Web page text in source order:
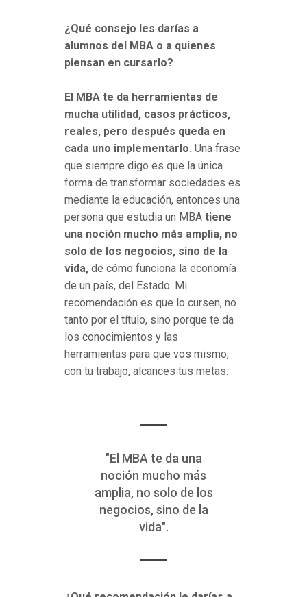
¿Qué consejo les darías a
alumnos del MBA o a quienes
piensan en cursarlo?
El MBA te da herramientas de
mucha utilidad, casos prácticos,
reales, pero después queda en
cada uno implementarlo. Una frase
que siempre digo es que la única
forma de transformar sociedades es
mediante la educación, entonces una
persona que estudia un MBA tiene
una noción mucho más amplia, no
solo de los negocios, sino de la
vida, de cómo funciona la economía
de un país, del Estado. Mi
recomendación es que lo cursen, no
tanto por el título, sino porque te da
los conocimientos y las
herramientas para que vos mismo,
con tu trabajo, alcances tus metas.
"El MBA te da una
noción mucho más
amplia, no solo de los
negocios, sino de la
vida".